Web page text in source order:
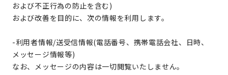
および不正行為の防止を含む)
および改善を目的に、次の情報を利用します。
-利用者情報/送受信情報(電話番号、携帯電話会社、日時、
メッセージ情報等)
なお、メッセージの内容は一切閲覧いたしません。